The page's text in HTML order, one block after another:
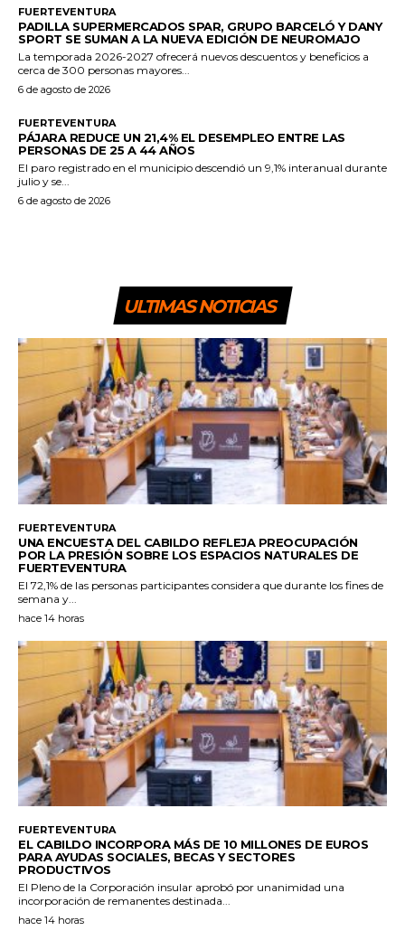
FUERTEVENTURA
PADILLA SUPERMERCADOS SPAR, GRUPO BARCELÓ Y DANY
SPORT SE SUMAN A LA NUEVA EDICIÓN DE NEUROMAJO
La temporada 2026-2027 ofrecerá nuevos descuentos y beneficios a
cerca de 300 personas mayores...
6 de agosto de 2026
FUERTEVENTURA
PÁJARA REDUCE UN 21,4% EL DESEMPLEO ENTRE LAS
PERSONAS DE 25 A 44 AÑOS
El paro registrado en el municipio descendió un 9,1% interanual durante
julio y se...
6 de agosto de 2026
ULTIMAS NOTICIAS
FUERTEVENTURA
UNA ENCUESTA DEL CABILDO REFLEJA PREOCUPACIÓN
POR LA PRESIÓN SOBRE LOS ESPACIOS NATURALES DE
FUERTEVENTURA
El 72,1% de las personas participantes considera que durante los fines de
semana y...
hace 14 horas
FUERTEVENTURA
EL CABILDO INCORPORA MÁS DE 10 MILLONES DE EUROS
PARA AYUDAS SOCIALES, BECAS Y SECTORES
PRODUCTIVOS
El Pleno de la Corporación insular aprobó por unanimidad una
incorporación de remanentes destinada...
hace 14 horas